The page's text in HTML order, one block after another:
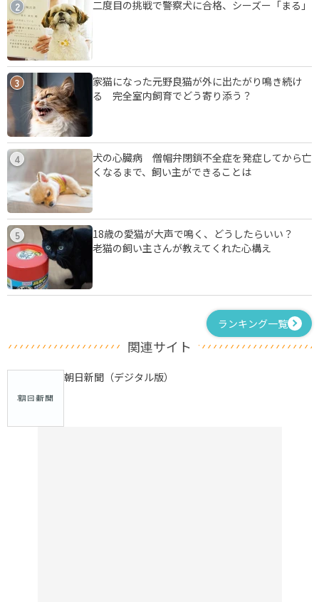
2 二度目の挑戦で警察犬に合格、シーズー「まる」
3
家猫になった元野良猫が外に出たがり鳴き続け
る 完全室内飼育でどう寄り添う？
4
犬の心臓病 僧帽弁閉鎖不全症を発症してから亡
くなるまで、飼い主ができることは
5
18歳の愛猫が大声で鳴く、どうしたらいい？
老猫の飼い主さんが教えてくれた心構え
ランキング一覧
関連サイト
朝日新聞（デジタル版）